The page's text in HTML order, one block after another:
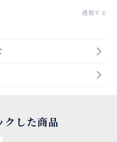
通報する
クした商品